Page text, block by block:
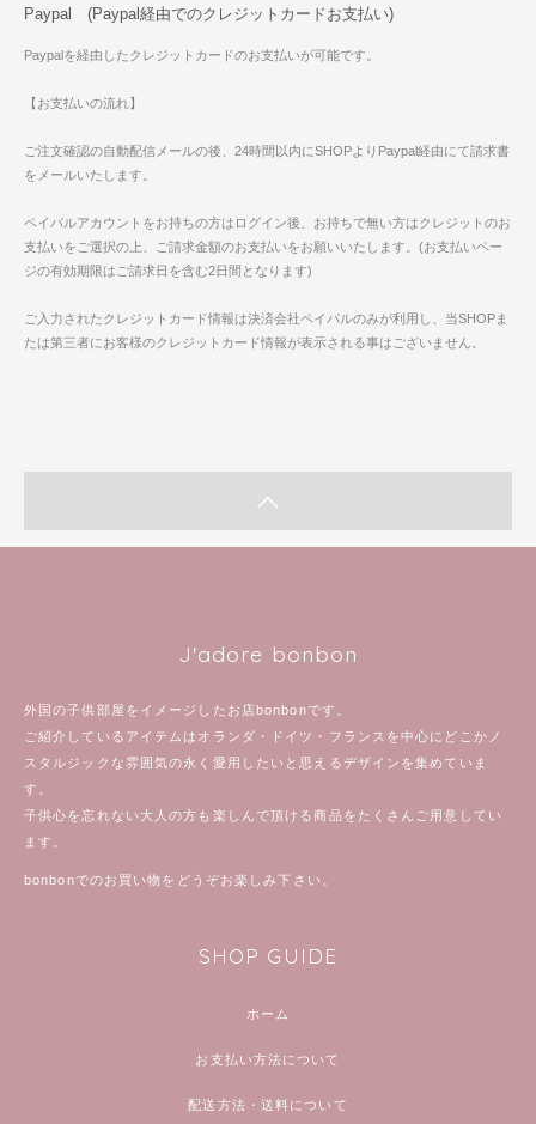
Paypal (Paypal経由でのクレジットカードお支払い)
Paypalを経由したクレジットカードのお支払いが可能です。
【お支払いの流れ】
ご注文確認の自動配信メールの後、24時間以内にSHOPよりPaypal経由にて請求書
をメールいたします。
ペイパルアカウントをお持ちの方はログイン後、お持ちで無い方はクレジットのお
支払いをご選択の上、ご請求金額のお支払いをお願いいたします。(お支払いペー
ジの有効期限はご請求日を含む2日間となります)
ご入力されたクレジットカード情報は決済会社ペイパルのみが利用し、当SHOPま
たは第三者にお客様のクレジットカード情報が表示される事はございません。
J'adore bonbon
外国の子供部屋をイメージしたお店bonbonです。
ご紹介しているアイテムはオランダ・ドイツ・フランスを中心にどこかノ
スタルジックな雰囲気の永く愛用したいと思えるデザインを集めていま
す。
子供心を忘れない大人の方も楽しんで頂ける商品をたくさんご用意してい
ます。
bonbonでのお買い物をどうぞお楽しみ下さい。
SHOP GUIDE
ホーム
お支払い方法について
配送方法・送料について